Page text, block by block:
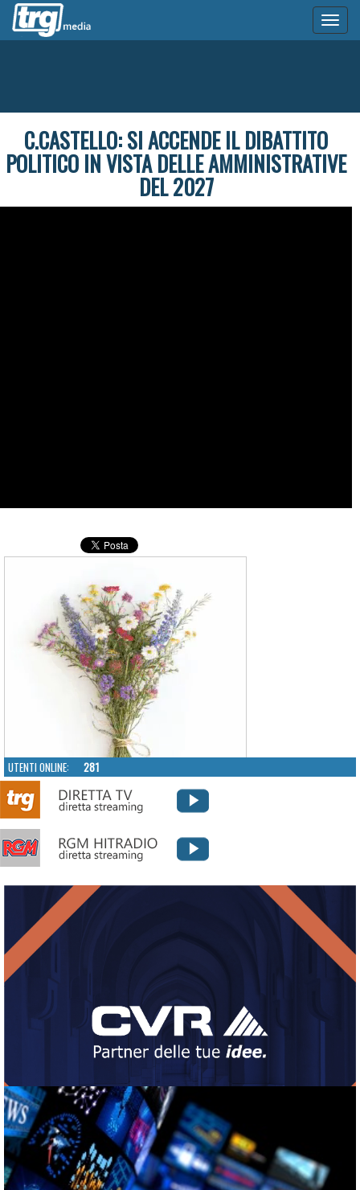
C.CASTELLO: SI ACCENDE IL DIBATTITO
POLITICO IN VISTA DELLE AMMINISTRATIVE
DEL 2027
UTENTI ONLINE: 281